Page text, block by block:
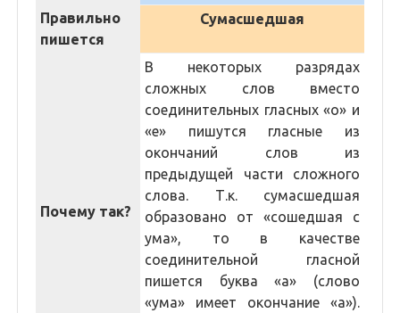
Правильно
пишется
Сумасшедшая
Почему так?
В некоторых разрядах
сложных слов вместо
соединительных гласных «о» и
«е» пишутся гласные из
окончаний слов из
предыдущей части сложного
слова. Т.к. сумасшедшая
образовано от «сошедшая с
ума», то в качестве
соединительной гласной
пишется буква «а» (слово
«ума» имеет окончание «а»).